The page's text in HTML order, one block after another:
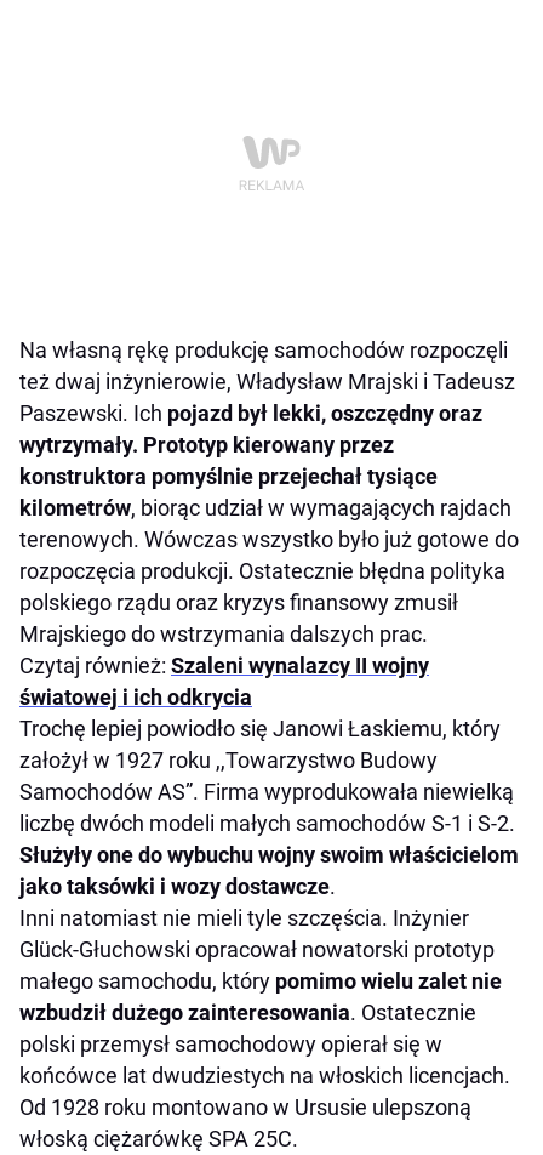
Na własną rękę produkcję samochodów rozpoczęli
też dwaj inżynierowie, Władysław Mrajski i Tadeusz
Paszewski. Ich pojazd był lekki, oszczędny oraz
wytrzymały. Prototyp kierowany przez
konstruktora pomyślnie przejechał tysiące
kilometrów, biorąc udział w wymagających rajdach
terenowych. Wówczas wszystko było już gotowe do
rozpoczęcia produkcji. Ostatecznie błędna polityka
polskiego rządu oraz kryzys finansowy zmusił
Mrajskiego do wstrzymania dalszych prac.
Czytaj również: Szaleni wynalazcy II wojny
światowej i ich odkrycia
Trochę lepiej powiodło się Janowi Łaskiemu, który
założył w 1927 roku ,,Towarzystwo Budowy
Samochodów AS”. Firma wyprodukowała niewielką
liczbę dwóch modeli małych samochodów S-1 i S-2.
Służyły one do wybuchu wojny swoim właścicielom
jako taksówki i wozy dostawcze.
Inni natomiast nie mieli tyle szczęścia. Inżynier
Glück-Głuchowski opracował nowatorski prototyp
małego samochodu, który pomimo wielu zalet nie
wzbudził dużego zainteresowania. Ostatecznie
polski przemysł samochodowy opierał się w
końcówce lat dwudziestych na włoskich licencjach.
Od 1928 roku montowano w Ursusie ulepszoną
włoską ciężarówkę SPA 25C.